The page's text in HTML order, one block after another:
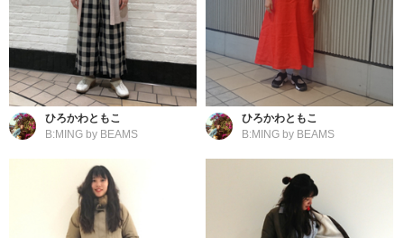
ひろかわともこ
B:MING by BEAMS
ひろかわともこ
B:MING by BEAMS